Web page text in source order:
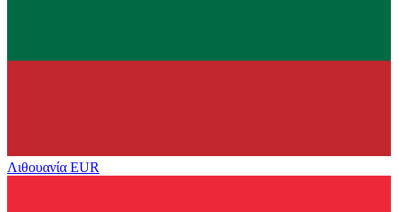
Λιθουανία EUR